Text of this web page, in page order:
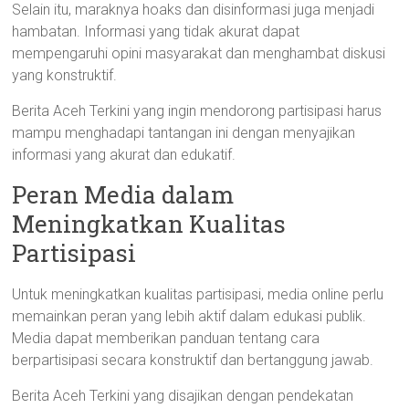
Selain itu, maraknya hoaks dan disinformasi juga menjadi
hambatan. Informasi yang tidak akurat dapat
mempengaruhi opini masyarakat dan menghambat diskusi
yang konstruktif.
Berita Aceh Terkini yang ingin mendorong partisipasi harus
mampu menghadapi tantangan ini dengan menyajikan
informasi yang akurat dan edukatif.
Peran Media dalam
Meningkatkan Kualitas
Partisipasi
Untuk meningkatkan kualitas partisipasi, media online perlu
memainkan peran yang lebih aktif dalam edukasi publik.
Media dapat memberikan panduan tentang cara
berpartisipasi secara konstruktif dan bertanggung jawab.
Berita Aceh Terkini yang disajikan dengan pendekatan